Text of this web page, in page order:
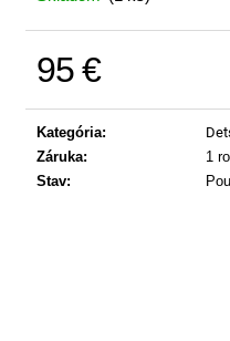
95 €
Kategória:
Záruka:
1
Stav: